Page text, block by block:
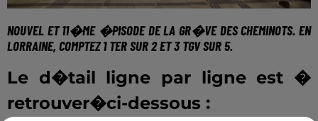
NOUVEL ET 11�ME �PISODE DE LA GR�VE DES CHEMINOTS. EN
LORRAINE, COMPTEZ1 TER SUR 2 ET 3 TGV SUR 5.
Le d�tail ligne par ligne est �
retrouver�ci-dessous :